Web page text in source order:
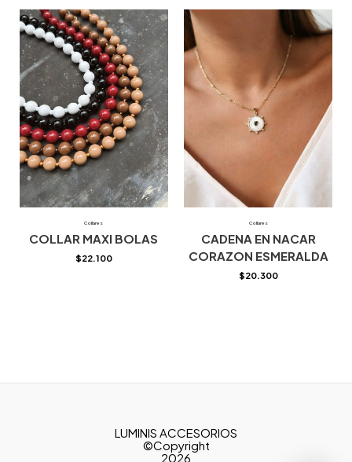
Collares
COLLAR MAXI BOLAS
$22.100
Collares
CADENA EN NACAR
CORAZON ESMERALDA
$20.300
LUMINIS ACCESORIOS
©Copyright
2026